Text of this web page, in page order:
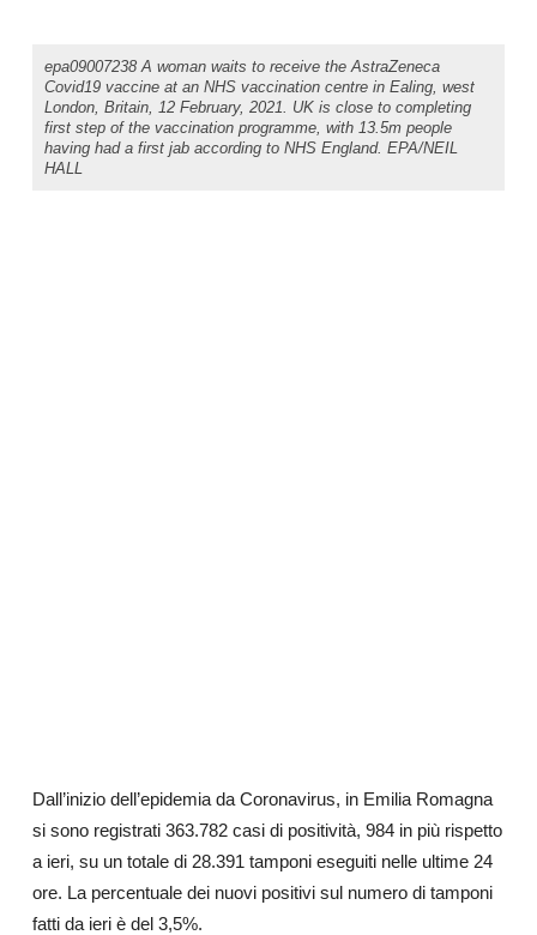
epa09007238 A woman waits to receive the AstraZeneca
Covid19 vaccine at an NHS vaccination centre in Ealing, west
London, Britain, 12 February, 2021. UK is close to completing
first step of the vaccination programme, with 13.5m people
having had a first jab according to NHS England. EPA/NEIL
HALL
Dall’inizio dell’epidemia da Coronavirus, in Emilia Romagna
si sono registrati 363.782 casi di positività, 984 in più rispetto
a ieri, su un totale di 28.391 tamponi eseguiti nelle ultime 24
ore. La percentuale dei nuovi positivi sul numero di tamponi
fatti da ieri è del 3,5%.